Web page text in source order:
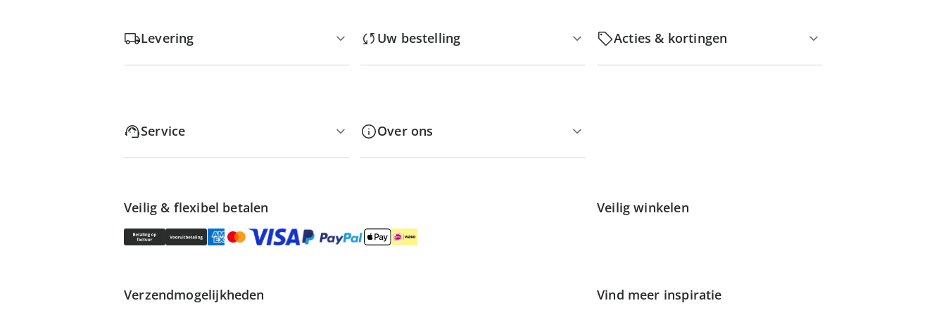
Levering Uw bestelling Acties & kortingen
Service Over ons
Veilig & flexibel betalen Veilig winkelen
Verzendmogelijkheden Vind meer inspiratie